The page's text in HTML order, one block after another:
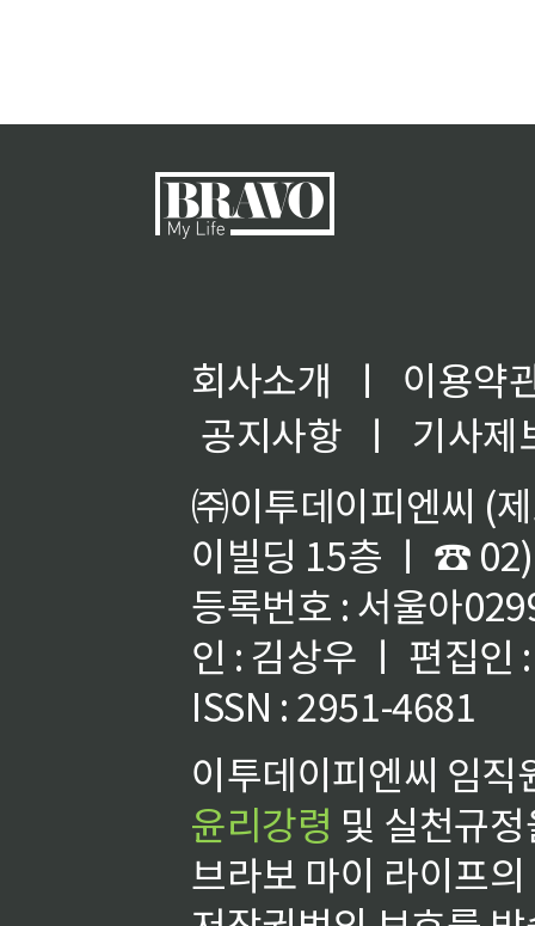
회사소개 ㅣ
이용약
공지사항
ㅣ
기사제
㈜이투데이피엔씨 (
이빌딩 15층 ㅣ ☎
등록번호 : 서울아
인 : 김상우 ㅣ 편집인
ISSN : 2951-4681
이투데이피엔씨 임
윤리강령 및 실천규
브라보 마이 라이프